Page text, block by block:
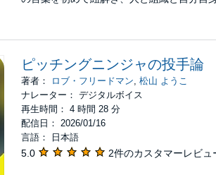
ピッチングニンジャの投手論
著者： ロブ・フリードマン 松山 ようこ
ナレーター： デジタルボイス
再生時間： 4 時間 28 分
配信日： 2026/01/16
言語： 日本語
5.0 2件のカスタマーレビュ